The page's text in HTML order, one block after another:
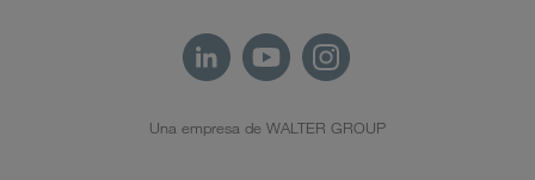
Una empresa de WALTER GROUP